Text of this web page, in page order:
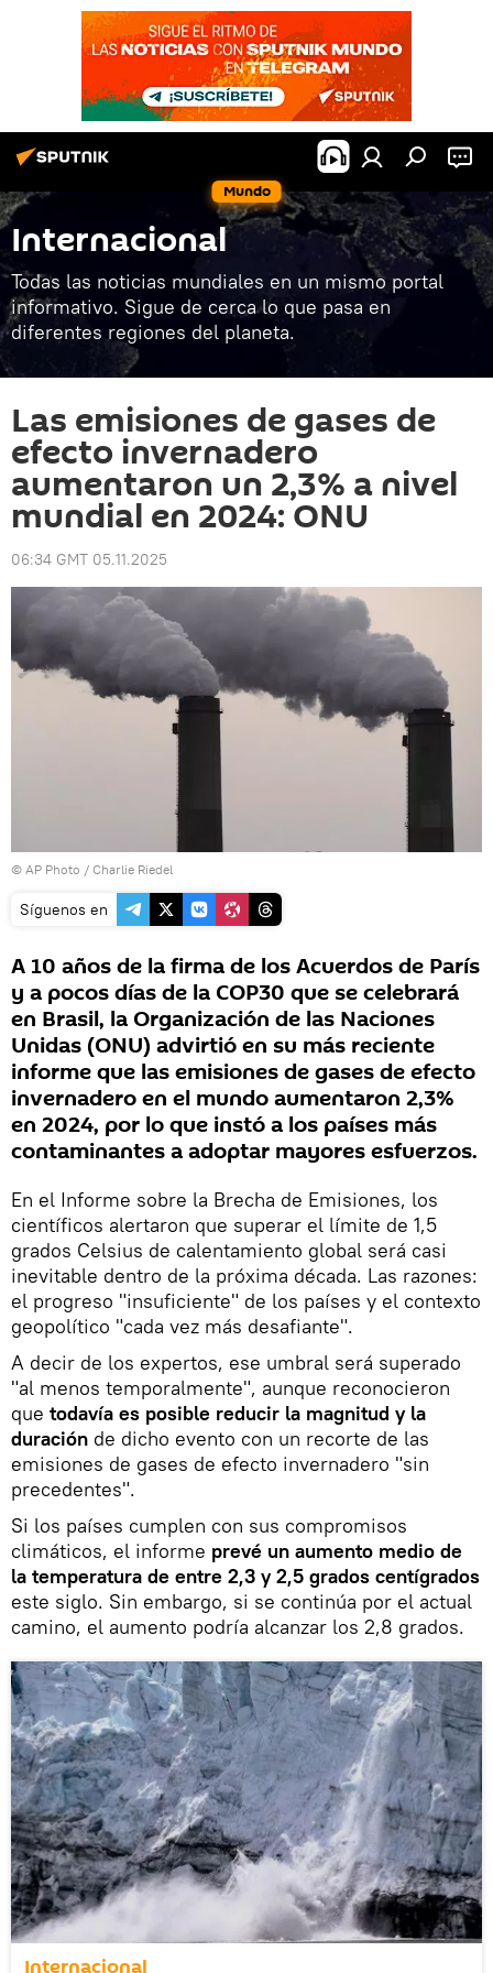
Mundo
Internacional
Todas las noticias mundiales en un mismo portal
informativo. Sigue de cerca lo que pasa en
diferentes regiones del planeta.
Las emisiones de gases de
efecto invernadero
aumentaron un 2,3% a nivel
mundial en 2024: ONU
06:34 GMT 05.11.2025
© AP Photo / Charlie Riedel
Síguenos en
A 10 años de la firma de los Acuerdos de París
y a pocos días de la COP30 que se celebrará
en Brasil, la Organización de las Naciones
Unidas (ONU) advirtió en su más reciente
informe que las emisiones de gases de efecto
invernadero en el mundo aumentaron 2,3%
en 2024, por lo que instó a los países más
contaminantes a adoptar mayores esfuerzos.
En el Informe sobre la Brecha de Emisiones, los
científicos alertaron que superar el límite de 1,5
grados Celsius de calentamiento global será casi
inevitable dentro de la próxima década. Las razones:
el progreso "insuficiente" de los países y el contexto
geopolítico "cada vez más desafiante".
A decir de los expertos, ese umbral será superado
"al menos temporalmente", aunque reconocieron
que todavía es posible reducir la magnitud y la
duración de dicho evento con un recorte de las
emisiones de gases de efecto invernadero "sin
precedentes".
Si los países cumplen con sus compromisos
climáticos, el informe prevé un aumento medio de
la temperatura de entre 2,3 y 2,5 grados centígrados
este siglo. Sin embargo, si se continúa por el actual
camino, el aumento podría alcanzar los 2,8 grados.
Internacional